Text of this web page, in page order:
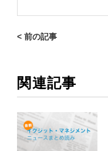
< 前の記事
関連記事